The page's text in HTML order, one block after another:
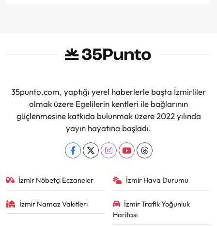
35punto.com, yaptığı yerel haberlerle başta İzmirliler
olmak üzere Egelilerin kentleri ile bağlarının
güçlenmesine katkıda bulunmak üzere 2022 yılında
yayın hayatına başladı.
İzmir Nöbetçi Eczaneler İzmir Hava Durumu
İzmir Namaz Vakitleri
İzmir Trafik Yoğunluk
Haritası